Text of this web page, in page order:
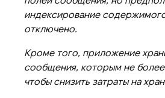
индексирование
отключено.
Кроме того, приложение
сообщения, которым не
чтобы снизить затраты на